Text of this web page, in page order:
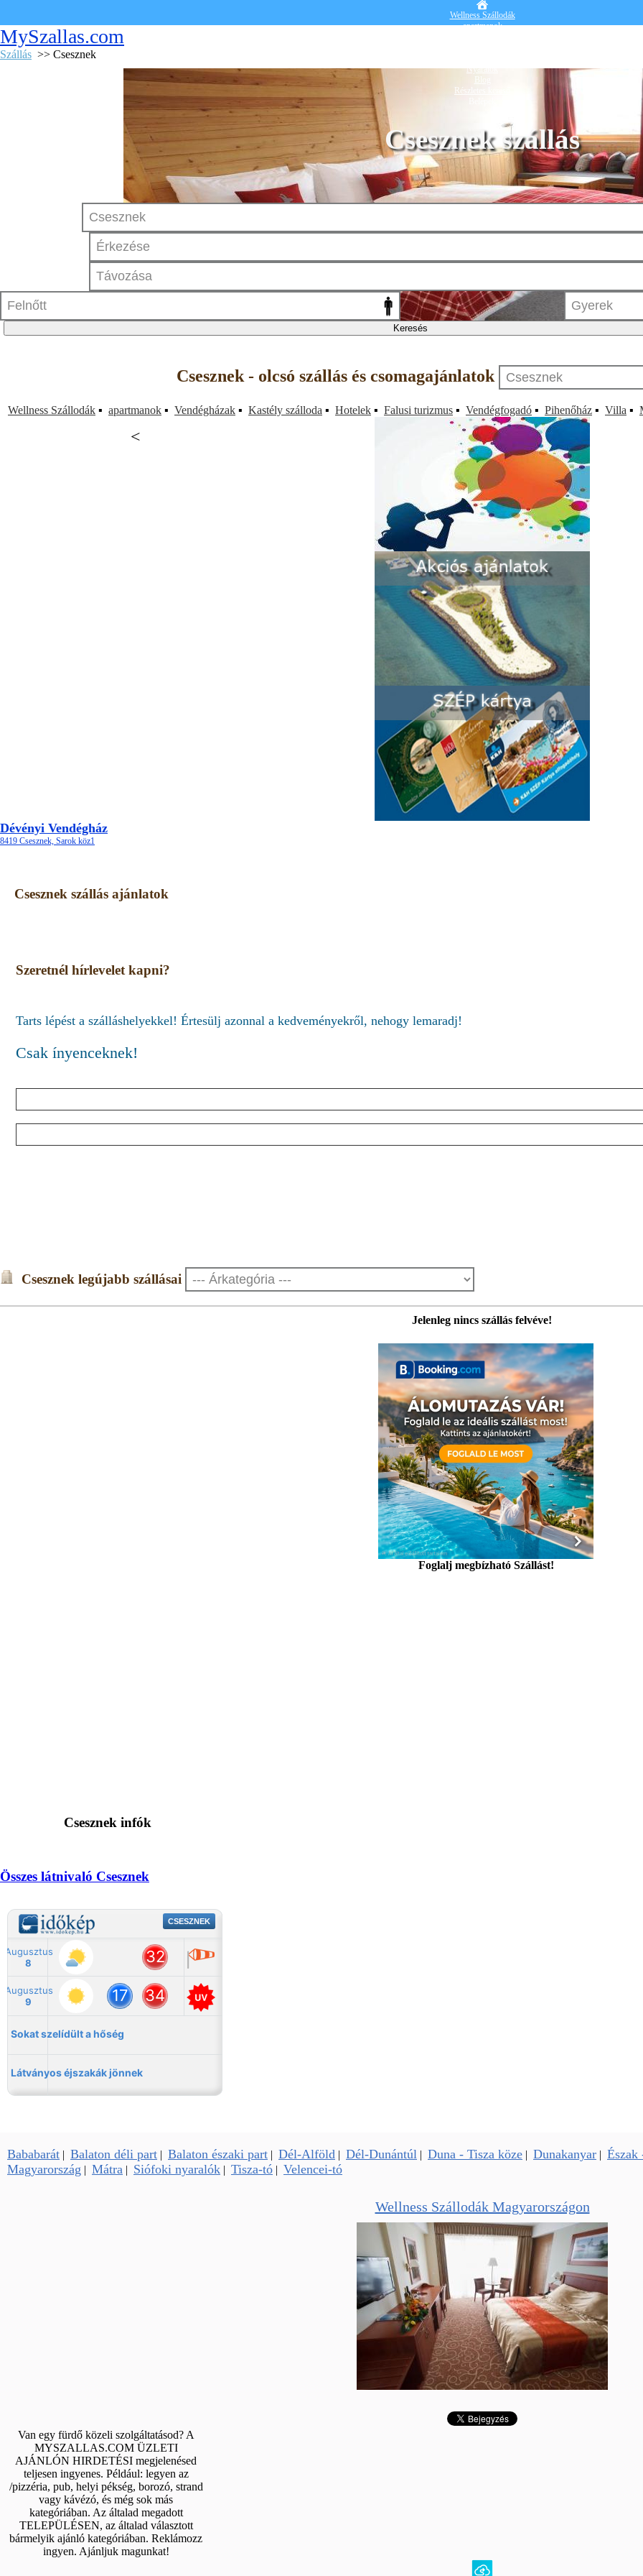
Wellness Szállodák
apartmanok
Nyaralók
Részletes kereső
MySzallas.com
Szállás >> Csesznek
Csesznek szállás
<
Csesznek - olcsó szállás és csomagajánlatok
Wellness Szállodák ▪ apartmanok ▪ Vendégházak ▪ Kastély szálloda ▪ Hotelek ▪ Falusi turizmus ▪ Vendégfogadó ▪ Pihenőház ▪ Villa ▪
Dévényi Vendégház
8419 Csesznek, Sarok köz1
Csesznek szállás ajánlatok
Szeretnél hírlevelet kapni?
Tarts lépést a szálláshelyekkel! Értesülj azonnal a kedveményekről, nehogy lemaradj!
Csak ínyenceknek!
Csesznek legújabb szállásai
Jelenleg nincs szállás felvéve!
Foglalj megbízható Szállást!
Csesznek infók
Összes látnivaló Csesznek
Bababarát | Balaton déli part | Balaton északi part | Dél-Alföld | Dél-Dunántúl | Duna - Tisza köze | Dunakanyar | Észak
Magyarország | Mátra | Siófoki nyaralók | Tisza-tó | Velencei-tó
Wellness Szállodák Magyarországon
Van egy fürdő közeli szolgáltatásod? A
MYSZALLAS.COM ÜZLETI
AJÁNLÓN HIRDETÉSI megjelenésed
teljesen ingyenes. Például: legyen az
/pizzéria, pub, helyi pékség, borozó, strand
vagy kávézó, és még sok más
kategóriában. Az általad megadott
TELEPÜLÉSEN, az általad választott
bármelyik ajánló kategóriában. Reklámozz
ingyen. Ajánljuk magunkat!